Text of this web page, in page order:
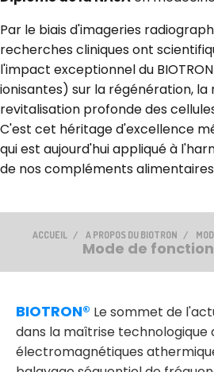
Par le biais d'imageries
recherches cliniques ont
l'impact exceptionnel du
ionisantes) sur la régénération,
revitalisation profonde des
C'est cet héritage d'excellence
qui est aujourd'hui appliqué à
de nos compléments
ACCUEIL A PROPOS DU BIOTRON
Mode de
BIOTRON® Le sommet de
dans la maîtrise technologique
électromagnétiques